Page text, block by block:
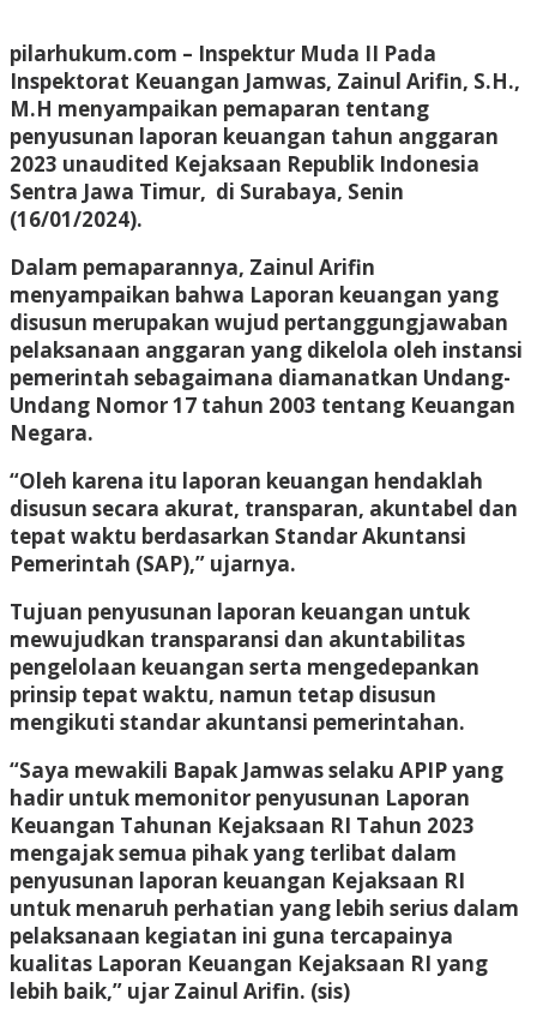
pilarhukum.com – Inspektur Muda II Pada
Inspektorat Keuangan Jamwas, Zainul Arifin, S.H.,
M.H menyampaikan pemaparan tentang
penyusunan laporan keuangan tahun anggaran
2023 unaudited Kejaksaan Republik Indonesia
Sentra Jawa Timur, di Surabaya, Senin
(16/01/2024).
Dalam pemaparannya, Zainul Arifin
menyampaikan bahwa Laporan keuangan yang
disusun merupakan wujud pertanggungjawaban
pelaksanaan anggaran yang dikelola oleh instansi
pemerintah sebagaimana diamanatkan Undang-
Undang Nomor 17 tahun 2003 tentang Keuangan
Negara.
“Oleh karena itu laporan keuangan hendaklah
disusun secara akurat, transparan, akuntabel dan
tepat waktu berdasarkan Standar Akuntansi
Pemerintah (SAP),” ujarnya.
Tujuan penyusunan laporan keuangan untuk
mewujudkan transparansi dan akuntabilitas
pengelolaan keuangan serta mengedepankan
prinsip tepat waktu, namun tetap disusun
mengikuti standar akuntansi pemerintahan.
“Saya mewakili Bapak Jamwas selaku APIP yang
hadir untuk memonitor penyusunan Laporan
Keuangan Tahunan Kejaksaan RI Tahun 2023
mengajak semua pihak yang terlibat dalam
penyusunan laporan keuangan Kejaksaan RI
untuk menaruh perhatian yang lebih serius dalam
pelaksanaan kegiatan ini guna tercapainya
kualitas Laporan Keuangan Kejaksaan RI yang
lebih baik,” ujar Zainul Arifin. (sis)